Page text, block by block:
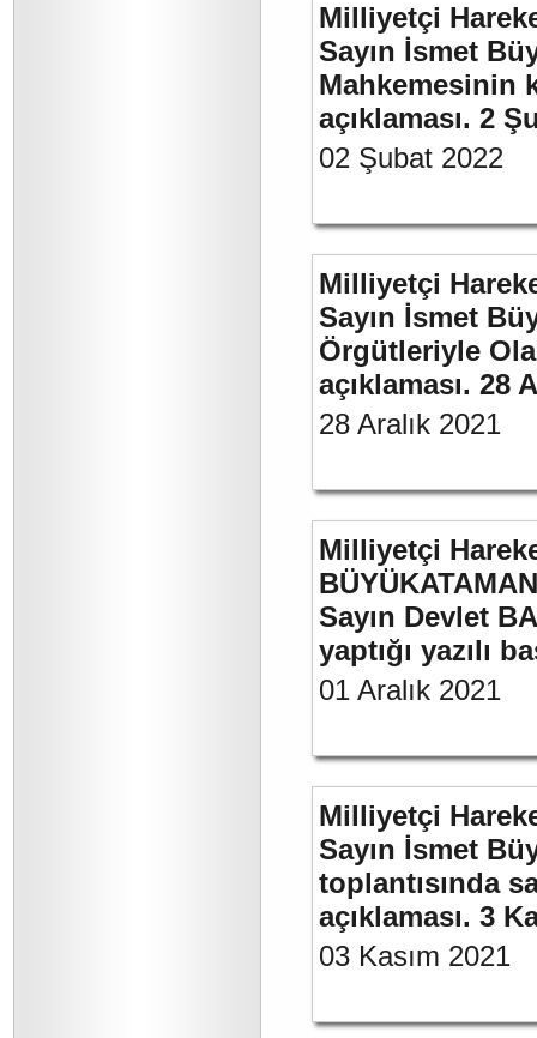
Milliyetçi
Sayın İsmet
Mahkemesinin
açıklaması. 2
02 Şubat 2022
Milliyetçi
Sayın İsmet
Örgütleriyle
açıklaması. 28
28 Aralık 2021
Milliyetçi
Sayın Devlet
yaptığı yazılı
01 Aralık 2021
Milliyetçi
Sayın İsmet
toplantısında
açıklaması. 3
03 Kasım 2021